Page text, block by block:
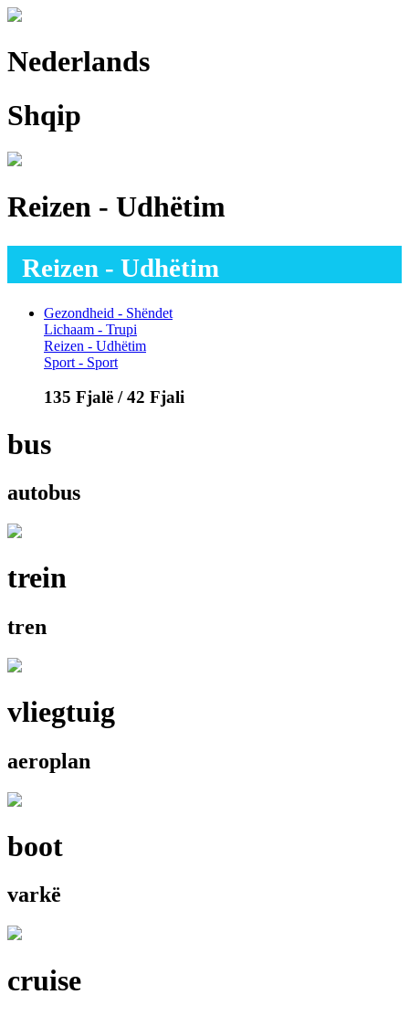
Nederlands
Shqip
Reizen - Udhëtim
Reizen - Udhëtim
Gezondheid - Shëndet
Lichaam - Trupi
Reizen - Udhëtim
Sport - Sport
135 Fjalë / 42 Fjali
bus
autobus
trein
tren
vliegtuig
aeroplan
boot
varkë
cruise